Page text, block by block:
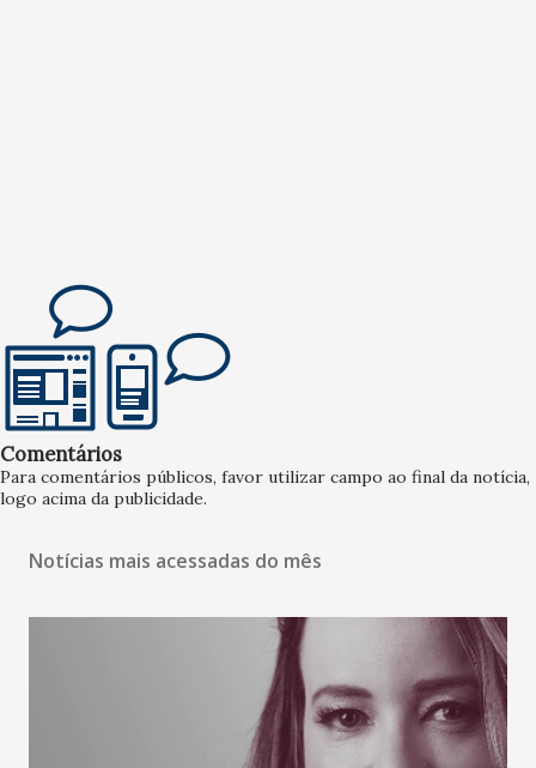
Comentários
Para comentários públicos, favor utilizar campo ao final da notícia,
logo acima da publicidade.
Notícias mais acessadas do mês